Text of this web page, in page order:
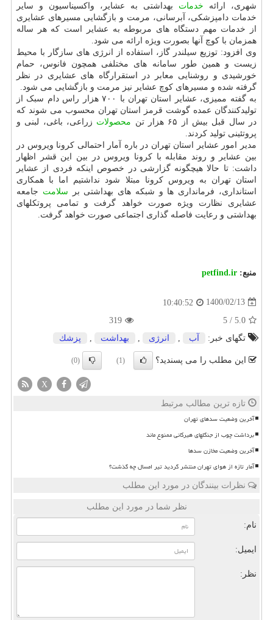
شهری، ارائه خدمات بهداشتی به عشایر، واکسیناسیون و سایر
خدمات دامپزشکی، آبرسانی، مرمت و بازگشایی مسیرهای عشایری
از خدمات مهم دستگاه های مربوطه به عشایر است که هر ساله
همزمان با کوچ آنها بصورت ویژه ارائه می شود.
وی افزود: توزیع سیلندر گاز، استفاده از انرژی های سازگار با محیط
زیست و همین طور سامانه های مختلفی همچون فانوس، حمام
خورشیدی و روشنایی معابر در استقرارگاه های عشایری در نظر
گرفته شده و مسیرهای کوچ عشایر نیز مرمت و بازگشایی می شود.
به گفته ممیزی، عشایر استان تهران با ۷۰۰ هزار راس دام سبک از
تولیدکنندگان عمده گوشت قرمز استان تهران محسوب می شوند که
در سال قبل بیش از ۶۵ هزار تن
محصولات زراعی، باغی، لبنی و
پروتئینی تولید کردند.
مدیر امور عشایر استان تهران در باره آمار احتمالی کرونا ویروس در
بین عشایر و روند مقابله با کرونا ویروس در بین این قشر اظهار
داشت: تا حالا هیچگونه گزارشی در خصوص اینکه فردی از عشایر
استان تهران به ویروس کرونا مبتلا شود نداشتیم اما با همکاری
استانداری، فرمانداری ها و شبکه های بهداشتی بر سلامت جامعه
عشایری نظارت ویژه صورت خواهد گرفت و تمامی پروتکلهای
بهداشتی و رعایت فاصله گذاری اجتماعی صورت خواهد گرفت.
منبع: petfind.ir
1400/02/13
10:40:52
5.0
/
5
319
تگهای خبر:
آب انرژی بهداشت پزشك
این مطلب را می پسندید؟ (1)
(0)
X
تازه ترین مطالب مرتبط
آخرین وضعیت سدهای تهران
برداشت چوب از جنگلهای هیرکانی ممنوع ماند
آخرین وضعیت مخازن سدها
آمار تازه از هوای تهران منتشر گردید تیر امسال چه گذشت؟
نظرات بینندگان در مورد این مطلب
نظر شما در مورد این مطلب
نام:
ایمیل:
نظر: